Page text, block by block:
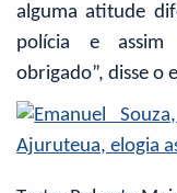
alguma atitude
polícia e assim
obrigado”, disse o